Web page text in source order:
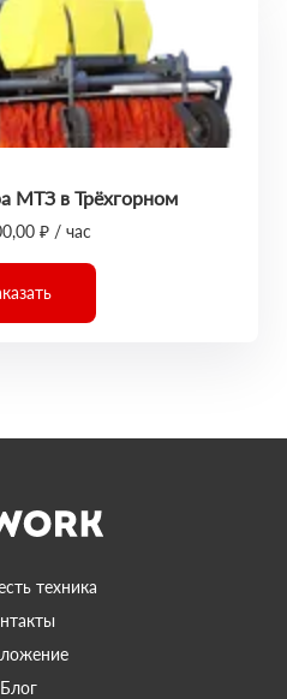
МТЗ в Трёхгорном
₽ / час
техника
Блог